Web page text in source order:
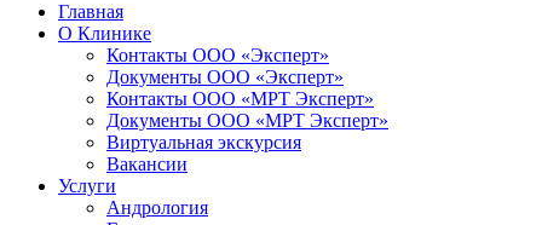
Главная
О Клинике
Контакты ООО «Эксперт»
Документы ООО «Эксперт»
Контакты ООО «МРТ Эксперт»
Документы ООО «МРТ Эксперт»
Виртуальная экскурсия
Вакансии
Услуги
Андрология